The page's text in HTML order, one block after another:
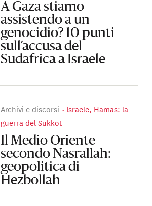
A Gaza stiamo
assistendo a un
genocidio? 10 punti
sull’accusa del
Sudafrica a Israele
Archivi e discorsi
Israele, Hamas: la
guerra del Sukkot
Il Medio Oriente
secondo Nasrallah:
geopolitica di
Hezbollah